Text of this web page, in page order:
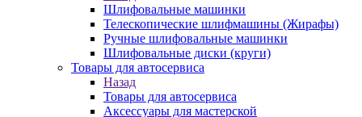
Шлифовальные машинки
Телескопические шлифмашины (Жирафы)
Ручные шлифовальные машинки
Шлифовальные диски (круги)
Товары для автосервиса
Назад
Товары для автосервиса
Аксессуары для мастерской